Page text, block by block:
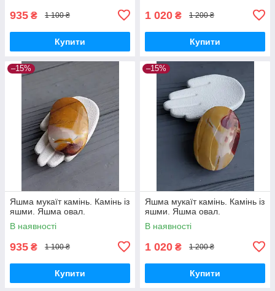
935 ₴ 1 100 ₴
Купити
1 020 ₴ 1 200 ₴
Купити
–15%
Яшма мукаїт камінь. Камінь із
яшми. Яшма овал.
В наявності
935 ₴ 1 100 ₴
Купити
–15%
Яшма мукаїт камінь. Камінь із
яшми. Яшма овал.
В наявності
1 020 ₴ 1 200 ₴
Купити